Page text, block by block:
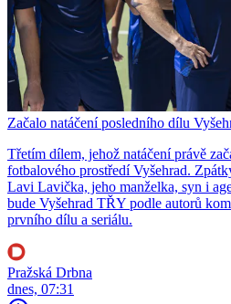
Začalo natáčení posledního dílu
Třetím dílem, jehož natáčení právě
fotbalového prostředí Vyšehrad.
Lavi Lavička, jeho manželka, syn i
bude Vyšehrad TŘY podle autorů
prvního dílu a seriálu.
Pražská Drbna
dnes, 07:31